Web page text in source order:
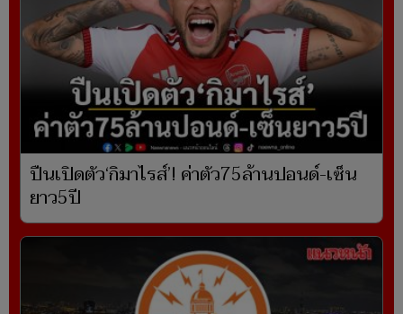
ปืนเปิดตัว‘กิมาไรส์’! ค่าตัว75ล้านปอนด์-เซ็น
ยาว5ปี